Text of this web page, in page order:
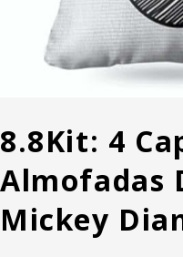
8.8Kit: 4
Almofadas
Mickey